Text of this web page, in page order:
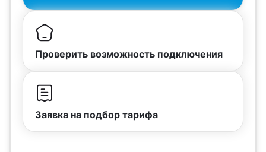
Проверить возможность подключения
Заявка на подбор тарифа